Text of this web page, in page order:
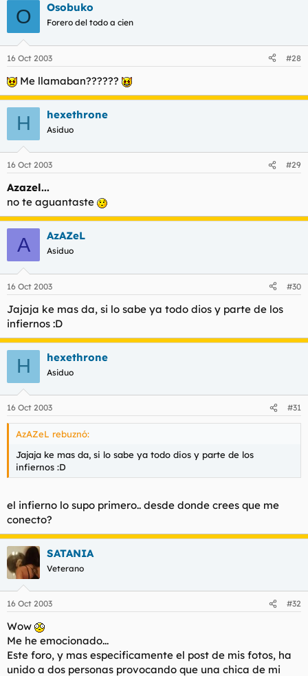
O Osobuko
Forero del todo a cien
16 Oct 2003 #28
Me llamaban??????
H hexethrone
Asiduo
16 Oct 2003 #29
Azazel...
no te aguantaste
A AzAZeL
Asiduo
16 Oct 2003 #30
Jajaja ke mas da, si lo sabe ya todo dios y parte de los
infiernos :D
H hexethrone
Asiduo
16 Oct 2003 #31
AzAZeL rebuznó:
Jajaja ke mas da, si lo sabe ya todo dios y parte de los
infiernos :D
el infierno lo supo primero.. desde donde crees que me
conecto?
SATANIA
Veterano
16 Oct 2003 #32
Wow
Me he emocionado...
Este foro, y mas especificamente el post de mis fotos, ha
unido a dos personas provocando que una chica de mi